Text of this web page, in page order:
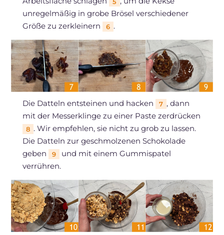
5
unregelmäßig in grobe Brösel verschiedener
Größe zu zerkleinern
6 .
Die Datteln entsteinen und hacken 7 , dann
mit der Messerklinge zu einer Paste zerdrücken
8 . Wir empfehlen, sie nicht zu grob zu lassen.
Die Datteln zur geschmolzenen Schokolade
geben
9
und mit einem Gummispatel
verrühren.